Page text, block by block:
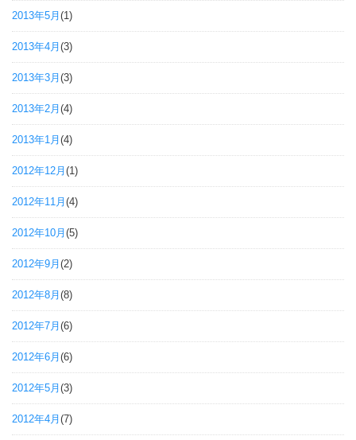
2013年5月 (1)
2013年4月 (3)
2013年3月 (3)
2013年2月 (4)
2013年1月 (4)
2012年12月 (1)
2012年11月 (4)
2012年10月 (5)
2012年9月 (2)
2012年8月 (8)
2012年7月 (6)
2012年6月 (6)
2012年5月 (3)
2012年4月 (7)